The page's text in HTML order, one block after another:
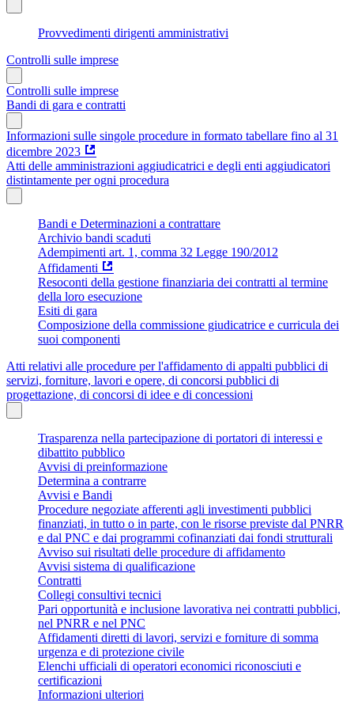
Provvedimenti dirigenti amministrativi
Controlli sulle imprese
Controlli sulle imprese
Bandi di gara e contratti
Informazioni sulle singole procedure in formato tabellare fino al 31
dicembre 2023
Atti delle amministrazioni aggiudicatrici e degli enti aggiudicatori
distintamente per ogni procedura
Bandi e Determinazioni a contrattare
Archivio bandi scaduti
Adempimenti art. 1, comma 32 Legge 190/2012
Affidamenti
Resoconti della gestione finanziaria dei contratti al termine
della loro esecuzione
Esiti di gara
Composizione della commissione giudicatrice e curricula dei
suoi componenti
Atti relativi alle procedure per l'affidamento di appalti pubblici di
servizi, forniture, lavori e opere, di concorsi pubblici di
progettazione, di concorsi di idee e di concessioni
Trasparenza nella partecipazione di portatori di interessi e
dibattito pubblico
Avvisi di preinformazione
Determina a contrarre
Avvisi e Bandi
Procedure negoziate afferenti agli investimenti pubblici
finanziati, in tutto o in parte, con le risorse previste dal PNRR
e dal PNC e dai programmi cofinanziati dai fondi strutturali
Avviso sui risultati delle procedure di affidamento
Avvisi sistema di qualificazione
Contratti
Collegi consultivi tecnici
Pari opportunità e inclusione lavorativa nei contratti pubblici,
nel PNRR e nel PNC
Affidamenti diretti di lavori, servizi e forniture di somma
urgenza e di protezione civile
Elenchi ufficiali di operatori economici riconosciuti e
certificazioni
Informazioni ulteriori